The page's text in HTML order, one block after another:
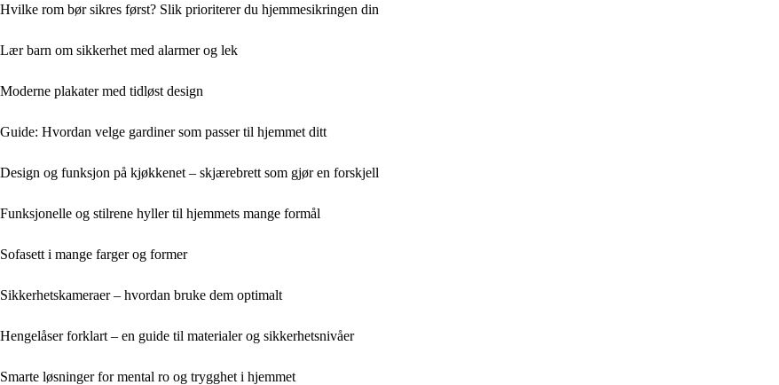
Hvilke rom bør sikres først? Slik prioriterer du hjemmesikringen din
Lær barn om sikkerhet med alarmer og lek
Moderne plakater med tidløst design
Guide: Hvordan velge gardiner som passer til hjemmet ditt
Design og funksjon på kjøkkenet – skjærebrett som gjør en forskjell
Funksjonelle og stilrene hyller til hjemmets mange formål
Sofasett i mange farger og former
Sikkerhetskameraer – hvordan bruke dem optimalt
Hengelåser forklart – en guide til materialer og sikkerhetsnivåer
Smarte løsninger for mental ro og trygghet i hjemmet